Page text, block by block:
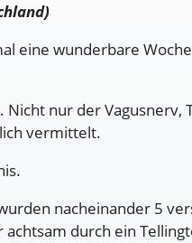
)
eine wunderbare
nur der Vagusnerv,
vermittelt.
nacheinander 5
durch ein